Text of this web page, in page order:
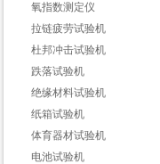
氧指数测定仪
拉链疲劳试验机
杜邦冲击试验机
跌落试验机
绝缘材料试验机
纸箱试验机
体育器材试验机
电池试验机